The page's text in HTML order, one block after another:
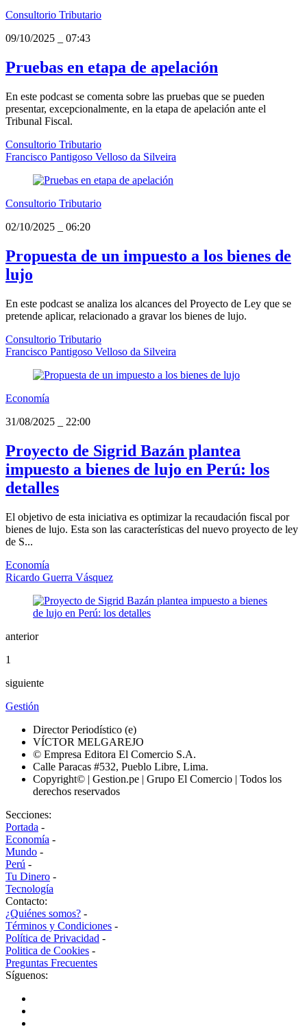
Consultorio Tributario
09/10/2025
07:43
Pruebas en etapa de apelación
En este podcast se comenta sobre las pruebas que se pueden
presentar, excepcionalmente, en la etapa de apelación ante el
Tribunal Fiscal.
Consultorio Tributario
Francisco Pantigoso Velloso da Silveira
Consultorio Tributario
02/10/2025
06:20
Propuesta de un impuesto a los bienes de
lujo
En este podcast se analiza los alcances del Proyecto de Ley que se
pretende aplicar, relacionado a gravar los bienes de lujo.
Consultorio Tributario
Francisco Pantigoso Velloso da Silveira
Economía
31/08/2025
22:00
Proyecto de Sigrid Bazán plantea
impuesto a bienes de lujo en Perú: los
detalles
El objetivo de esta iniciativa es optimizar la recaudación fiscal por
bienes de lujo. Esta son las características del nuevo proyecto de ley
de S...
Economía
Ricardo Guerra Vásquez
anterior
1
siguiente
Gestión
Director Periodístico (e)
VÍCTOR MELGAREJO
© Empresa Editora El Comercio S.A.
Calle Paracas #532, Pueblo Libre, Lima.
Copyright© | Gestion.pe | Grupo El Comercio | Todos los
derechos reservados
Secciones:
Portada -
Economía -
Mundo -
Perú -
Tu Dinero -
Tecnología
Contacto:
¿Quiénes somos? -
Términos y Condiciones -
Política de Privacidad -
Politica de Cookies -
Preguntas Frecuentes
Síguenos: